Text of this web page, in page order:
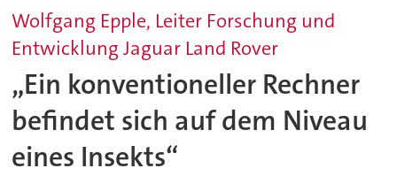
Wolfgang Epple, Leiter Forschung und
Entwicklung Jaguar Land Rover
„Ein konventioneller Rechner
befindet sich auf dem Niveau
eines Insekts“